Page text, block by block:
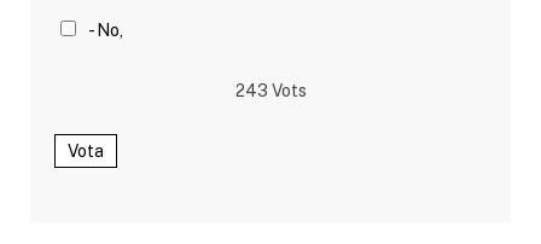
- No,
243 Vots
Vota